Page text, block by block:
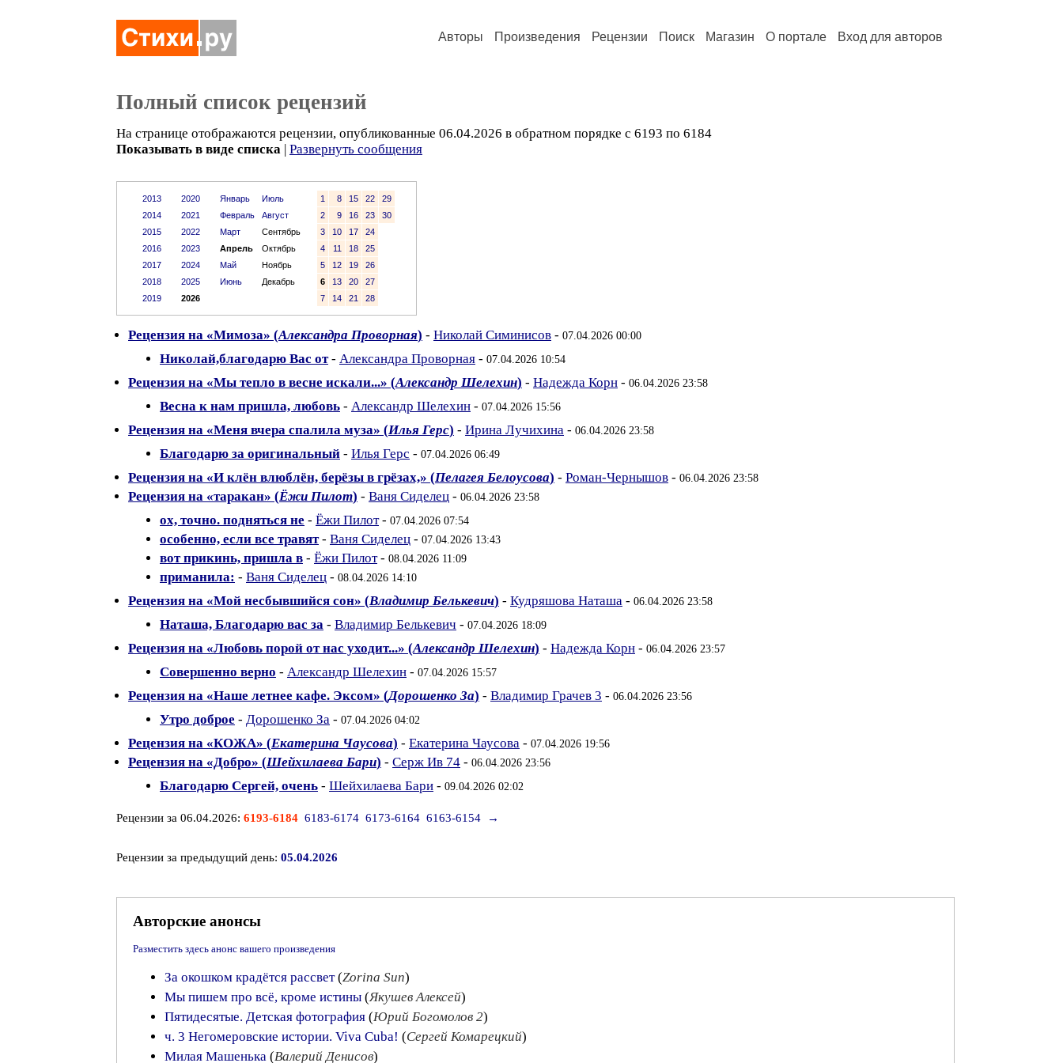
Авторы Произведения Рецензии Поиск Магазин О портале Вход для авторов
Полный список рецензий
На странице отображаются рецензии, опубликованные 06.04.2026 в обратном порядке с 6193 по 6184
Показывать в виде списка | Развернуть сообщения
2013
2014
2015
2016
2017
2018
2019
2020
2021
2022
2023
2024
2025
2026
Январь
Июль
Февраль
Август
Март
Сентябрь
Апрель
Октябрь
Май
Ноябрь
Июнь
Декабрь
1 8 15 22
29
2
9 16 23
30
3
10 17
24
4
11 18
25
5
12 19
26
6
13 20
27
7
14 21 28
Рецензия на «Мимоза» (Александра Проворная) - Николай Симинисов - 07.04.2026 00:00
Николай,благодарю Вас от- Александра Проворная - 07.04.2026 10:54
Рецензия на «Мы тепло в весне искали...» (Александр Шелехин) - Надежда Корн - 06.04.2026 23:58
Весна к нам пришла, любовь - Александр Шелехин - 07.04.2026 15:56
Рецензия на «Меня вчера спалила муза» (Илья Герс) - Ирина Лучихина - 06.04.2026 23:58
Благодарю за оригинальный - Илья Герс - 07.04.2026 06:49
Рецензия на «И клён влюблён, берёзы в грёзах,» (Пелагея Белоусова) - Роман-Чернышов - 06.04.2026 23:58
Рецензия на «таракан» (Ёжи Пилот) - Ваня Сиделец - 06.04.2026 23:58
ох, точно. подняться не - Ёжи Пилот- 07.04.2026 07:54
особенно, если все травят- Ваня Сиделец - 07.04.2026 13:43
вот прикинь, пришла в - Ёжи Пилот- 08.04.2026 11:09
приманила: - Ваня Сиделец - 08.04.2026 14:10
Рецензия на «Мой несбывшийся сон» (Владимир Белькевич) - Кудряшова Наташа - 06.04.2026 23:58
Наташа, Благодарю вас за - Владимир Белькевич - 07.04.2026 18:09
Рецензия на «Любовь порой от нас уходит...» (Александр Шелехин) - Надежда Корн - 06.04.2026 23:57
Совершенно верно - Александр Шелехин - 07.04.2026 15:57
Рецензия на «Наше летнее кафе. Эксом» (Дорошенко За) - Владимир Грачев 3 - 06.04.2026 23:56
Утро доброе - Дорошенко За - 07.04.2026 04:02
Рецензия на «КОЖА» (Екатерина Чаусова) - Екатерина Чаусова - 07.04.2026 19:56
Рецензия на «Добро» (Шейхилаева Бари) - Серж Ив 74 - 06.04.2026 23:56
Благодарю Сергей, очень - Шейхилаева Бари - 09.04.2026 02:02
Рецензии за 06.04.2026: 6193-6184 6183-6174 6173-6164 6163-6154 →
Рецензии за предыдущий день: 05.04.2026
Авторские анонсы
Разместить здесь анонс вашего произведения
За окошком крадётся рассвет(Zorina Sun)
Мы пишем про всё, кроме истины (Якушев Алексей)
Пятидесятые. Детская фотография (Юрий Богомолов 2)
ч. 3 Негомеровские истории. Viva Cuba! (Сергей Комарецкий)
Милая Машенька (Валерий Денисов)